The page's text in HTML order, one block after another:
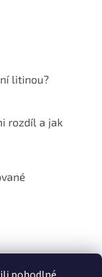
litinou?
rozdíl a jak